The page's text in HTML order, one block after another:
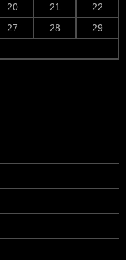
20 21
22
27 28
29